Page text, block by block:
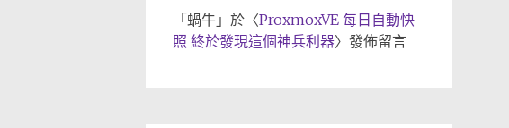
「 蝸牛」於〈ProxmoxVE 每日自動快
照 終於發現這個神兵利器〉發佈留言